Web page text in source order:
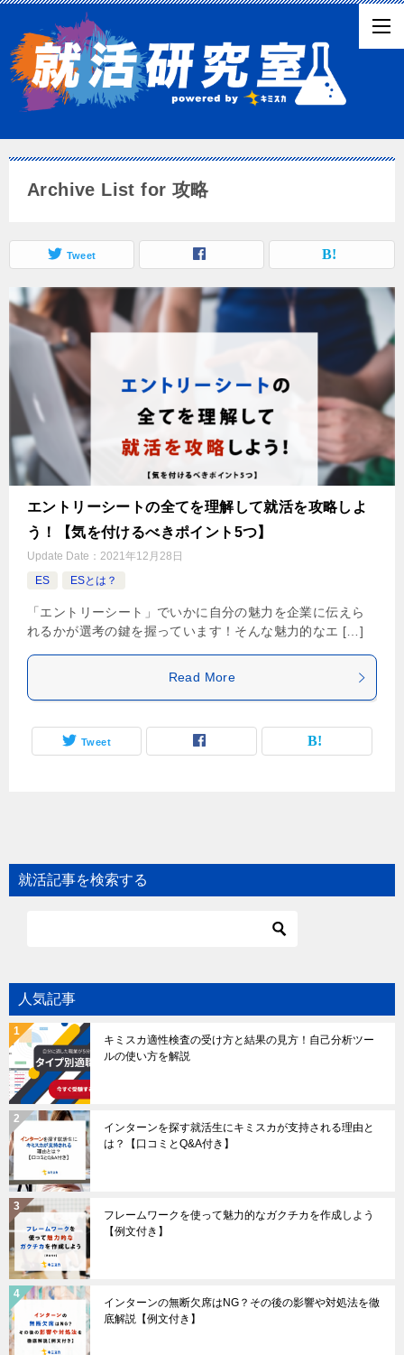
Archive List for 攻略
Tweet
エントリーシートの全てを理解して就活を攻略しよ
う！【気を付けるべきポイント5つ】
Update Date： 2021年12月28日
ES
ESとは？
「エントリーシート」でいかに自分の魅力を企業に伝えら
れるかが選考の鍵を握っています！そんな魅力的なエ […]
Read More
Tweet
就活記事を検索する
人気記事
キミスカ適性検査の受け方と結果の見方！自己分析ツー
ルの使い方を解説
インターンを探す就活生にキミスカが支持される理由と
は？【口コミとQ&A付き】
フレームワークを使って魅力的なガクチカを作成しよう
【例文付き】
インターンの無断欠席はNG？その後の影響や対処法を徹
底解説【例文付き】